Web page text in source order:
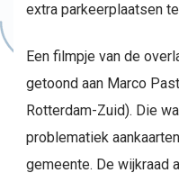
extra parkeerplaatsen
Een filmpje van de
getoond aan Marco
Rotterdam-Zuid). Die
problematiek
gemeente. De wijkraad